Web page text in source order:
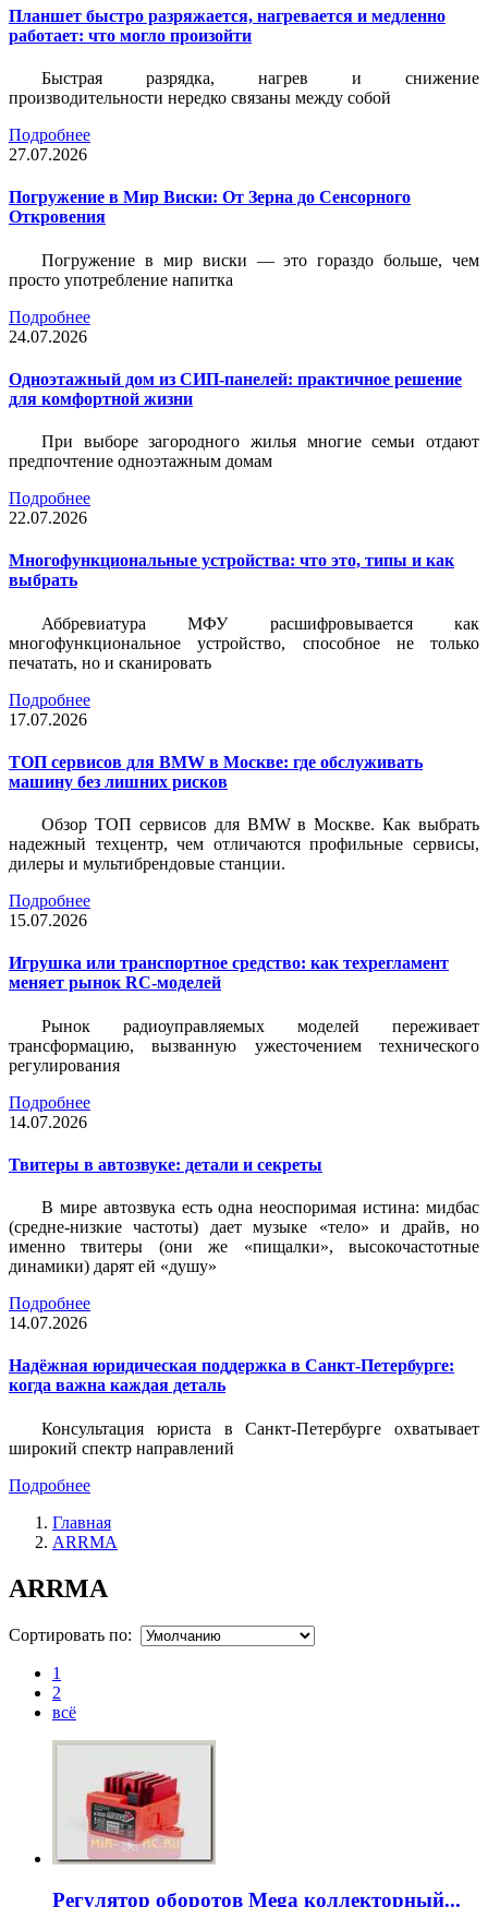
Планшет быстро разряжается, нагревается и медленно
работает: что могло произойти
Быстрая разрядка, нагрев и снижение
производительности нередко связаны между собой
Подробнее
27.07.2026
Погружение в Мир Виски: От Зерна до Сенсорного
Откровения
Погружение в мир виски — это гораздо больше, чем
просто употребление напитка
Подробнее
24.07.2026
Одноэтажный дом из СИП-панелей: практичное решение
для комфортной жизни
При выборе загородного жилья многие семьи отдают
предпочтение одноэтажным домам
Подробнее
22.07.2026
Многофункциональные устройства: что это, типы и как
выбрать
Аббревиатура МФУ расшифровывается как
многофункциональное устройство, способное не только
печатать, но и сканировать
Подробнее
17.07.2026
ТОП сервисов для BMW в Москве: где обслуживать
машину без лишних рисков
Обзор ТОП сервисов для BMW в Москве. Как выбрать
надежный техцентр, чем отличаются профильные сервисы,
дилеры и мультибрендовые станции.
Подробнее
15.07.2026
Игрушка или транспортное средство: как техрегламент
меняет рынок RC-моделей
Рынок радиоуправляемых моделей переживает
трансформацию, вызванную ужесточением технического
регулирования
Подробнее
14.07.2026
Твитеры в автозвуке: детали и секреты
В мире автозвука есть одна неоспоримая истина: мидбас
(средне-низкие частоты) дает музыке «тело» и драйв, но
именно твитеры (они же «пищалки», высокочастотные
динамики) дарят ей «душу»
Подробнее
14.07.2026
Надёжная юридическая поддержка в Санкт-Петербурге:
когда важна каждая деталь
Консультация юриста в Санкт-Петербурге охватывает
широкий спектр направлений
Подробнее
Главная
ARRMA
ARRMA
Сортировать по:
1
2
всё
Регулятор оборотов Mega коллекторный...